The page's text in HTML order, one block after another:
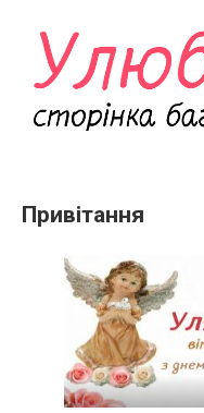
контенту
Привітання